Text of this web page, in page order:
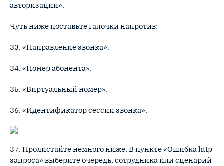
авторизации».
Чуть ниже поставьте галочки напротив:
33. «Направление звонка».
34. «Номер абонента».
35. «Виртуальный номер».
36. «Идентификатор сессии звонка».
37. Пролистайте немного ниже. В пункте «Ошибка http
запроса» выберите очередь, сотрудника или сценарий